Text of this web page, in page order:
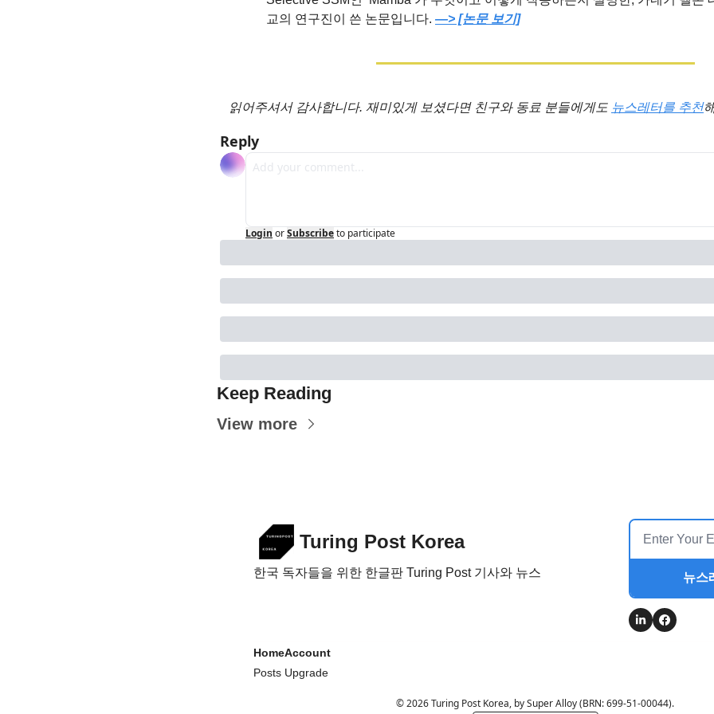
교의 연구진이 쓴 논문입니다. —> [논문 보기]
읽어주셔서 감사합니다. 재미있게 보셨다면 친구와 동료 분들에게도 뉴스레터를 추천
Reply
Login orSubscribeto participate
Keep Reading
View more
Turing Post Korea
한국 독자들을 위한 한글판 Turing Post 기사와 뉴스 뉴스
Home
Posts
Account
Upgrade
© 2026 Turing Post Korea, by Super Alloy (BRN: 699-51-00044).